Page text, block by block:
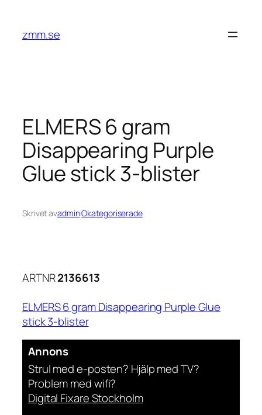
innehåll
zmm.se
ELMERS 6 gram
Disappearing Purple
Glue stick 3-blister
Skrivet avadminiOkategoriserade
ARTNR2136613
ELMERS 6 gram Disappearing Purple Glue
stick 3-blister
Annons
Strul med e-posten? Hjälp med TV?
Problem med wifi?
Digital Fixare Stockholm